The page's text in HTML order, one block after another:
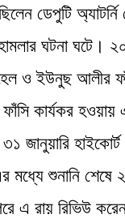
ডেপুটি
ঘটনা
ও ইউনুছ আলীর
কার্যকর
জানুয়ারি
শুনানি শেষে
এ রায় রিভিউ